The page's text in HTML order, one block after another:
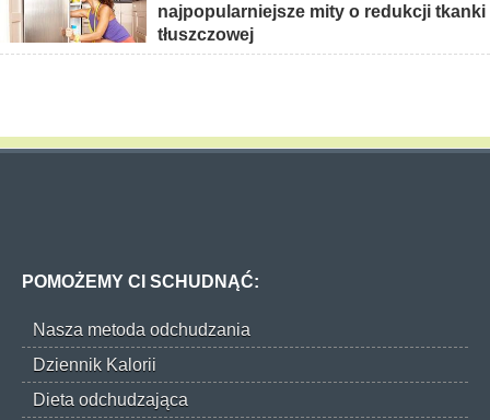
najpopularniejsze mity o redukcji tkanki
tłuszczowej
POMOŻEMY CI SCHUDNĄĆ:
Nasza metoda odchudzania
Dziennik Kalorii
Dieta odchudzająca